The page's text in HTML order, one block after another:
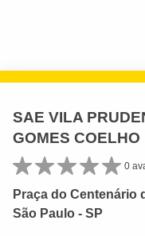
SAE VILA
GOMES COELHO
0
Praça do Centenário
São Paulo - SP